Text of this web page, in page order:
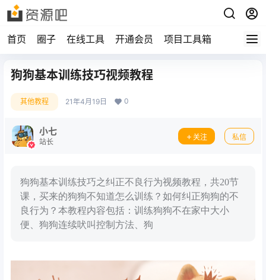
首页 圈子 在线工具 开通会员 项目工具箱
狗狗基本训练技巧视频教程
其他教程 21年4月19日 0
小七
站长
关注 私信
狗狗基本训练技巧之纠正不良行为视频教程，共20节
课，买来的狗狗不知道怎么训练？如何纠正狗狗的不
良行为？本教程内容包括：训练狗狗不在家中大小
便、狗狗连续吠叫控制方法、狗